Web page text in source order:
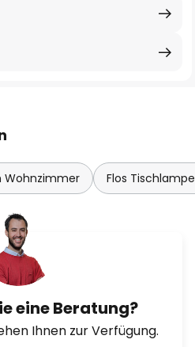
Wohnzimmer Flos
eine Beratung?
Ihnen zur Verfügung.